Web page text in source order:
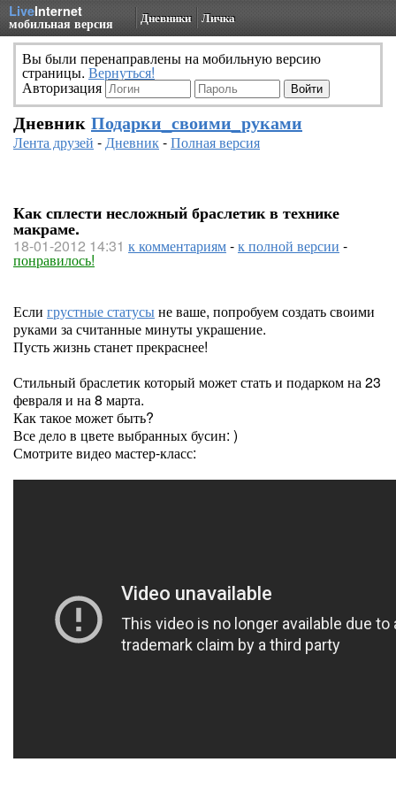
LiveInternet
мобильная версия Дневники Личка
Вы были перенаправлены на мобильную версию
страницы. Вернуться!
Авторизация
Дневник Подарки_своими_руками
Лента друзей -Дневник-Полная версия
Как сплести несложный браслетик в технике
макраме.
18-01-2012 14:31 к комментариям-к полной версии -
понравилось!
Если грустные статусыне ваше, попробуем создать своими
руками за считанные минуты украшение.
Пусть жизнь станет прекраснее!
Стильный браслетик который может стать и подарком на 23
февраля и на 8 марта.
Как такое может быть?
Все дело в цвете выбранных бусин: )
Смотрите видео мастер-класс: